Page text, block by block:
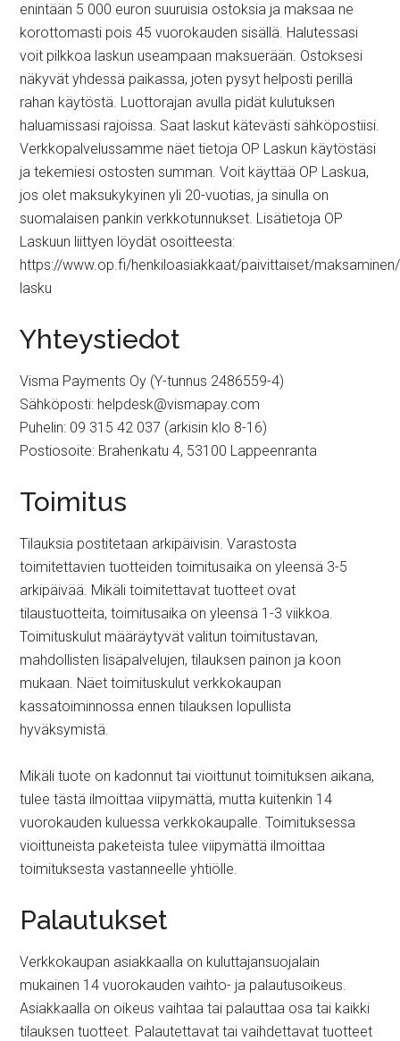
enintään 5 000 euron suuruisia ostoksia ja maksaa ne
korottomasti pois 45 vuorokauden sisällä. Halutessasi
voit pilkkoa laskun useampaan maksuerään. Ostoksesi
näkyvät yhdessä paikassa, joten pysyt helposti perillä
rahan käytöstä. Luottorajan avulla pidät kulutuksen
haluamissasi rajoissa. Saat laskut kätevästi sähköpostiisi.
Verkkopalvelussamme näet tietoja OP Laskun käytöstäsi
ja tekemiesi ostosten summan. Voit käyttää OP Laskua,
jos olet maksukykyinen yli 20-vuotias, ja sinulla on
suomalaisen pankin verkkotunnukset. Lisätietoja OP
Laskuun liittyen löydät osoitteesta:
https://www.op.fi/henkiloasiakkaat/paivittaiset/
lasku
Yhteystiedot
Visma Payments Oy (Y-tunnus 2486559-4)
Sähköposti: helpdesk@vismapay.com
Puhelin: 09 315 42 037 (arkisin klo 8-16)
Postiosoite: Brahenkatu 4, 53100 Lappeenranta
Toimitus
Tilauksia postitetaan arkipäivisin. Varastosta
toimitettavien tuotteiden toimitusaika on yleensä 3-5
arkipäivää. Mikäli toimitettavat tuotteet ovat
tilaustuotteita, toimitusaika on yleensä 1-3 viikkoa.
Toimituskulut määräytyvät valitun toimitustavan,
mahdollisten lisäpalvelujen, tilauksen painon ja koon
mukaan. Näet toimituskulut verkkokaupan
kassatoiminnossa ennen tilauksen lopullista
hyväksymistä.
Mikäli tuote on kadonnut tai vioittunut toimituksen aikana,
tulee tästä ilmoittaa viipymättä, mutta kuitenkin 14
vuorokauden kuluessa verkkokaupalle. Toimituksessa
vioittuneista paketeista tulee viipymättä ilmoittaa
toimituksesta vastanneelle yhtiölle.
Palautukset
Verkkokaupan asiakkaalla on kuluttajansuojalain
mukainen 14 vuorokauden vaihto- ja palautusoikeus.
Asiakkaalla on oikeus vaihtaa tai palauttaa osa tai kaikki
tilauksen tuotteet. Palautettavat tai vaihdettavat tuotteet